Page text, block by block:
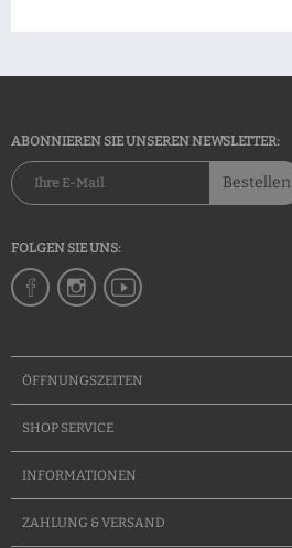
ABONNIEREN SIE UNSEREN NEWSLETTER:
Bestellen
FOLGEN SIE UNS:
ÖFFNUNGSZEITEN
SHOP SERVICE
INFORMATIONEN
ZAHLUNG & VERSAND